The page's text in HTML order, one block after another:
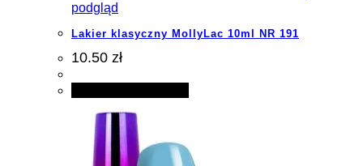
podgląd
Lakier klasyczny MollyLac 10ml NR 191
10.50 zł